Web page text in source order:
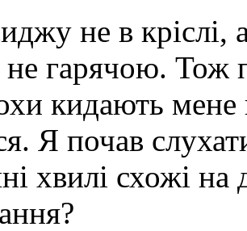
не в кріслі,
гарячою. Тож
кидають
Я почав
хвилі схожі